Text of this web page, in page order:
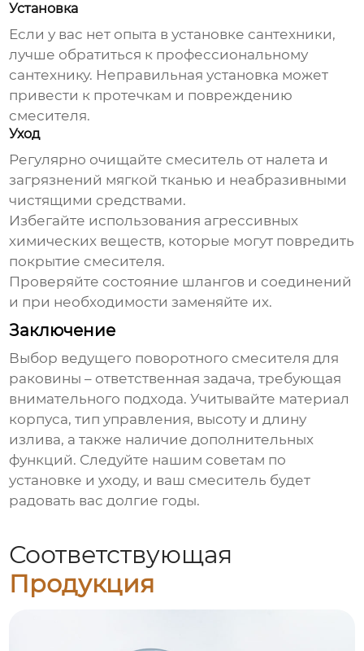
Установка
Если у вас нет опыта в установке сантехники,
лучше обратиться к профессиональному
сантехнику. Неправильная установка может
привести к протечкам и повреждению
смесителя.
Уход
Регулярно очищайте смеситель от налета и
загрязнений мягкой тканью и неабразивными
чистящими средствами.
Избегайте использования агрессивных
химических веществ, которые могут повредить
покрытие смесителя.
Проверяйте состояние шлангов и соединений
и при необходимости заменяйте их.
Заключение
Выбор ведущего поворотного смесителя для
раковины – ответственная задача, требующая
внимательного подхода. Учитывайте материал
корпуса, тип управления, высоту и длину
излива, а также наличие дополнительных
функций. Следуйте нашим советам по
установке и уходу, и ваш смеситель будет
радовать вас долгие годы.
Соответствующая
Продукция